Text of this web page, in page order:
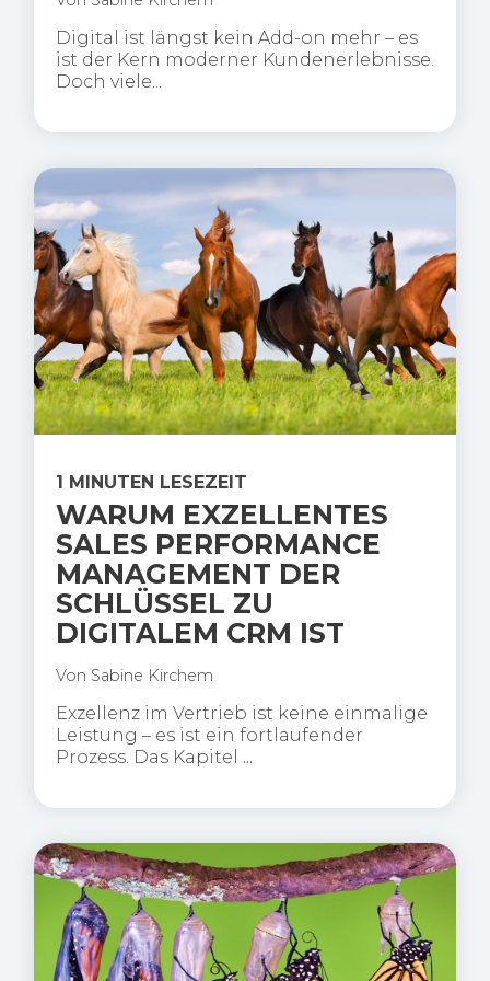
Digital ist längst kein Add-on mehr – es
ist der Kern moderner Kundenerlebnisse.
Doch viele...
1 MINUTEN LESEZEIT
WARUM EXZELLENTES
SALES PERFORMANCE
MANAGEMENT DER
SCHLÜSSEL ZU
DIGITALEM CRM IST
Von Sabine Kirchem
Exzellenz im Vertrieb ist keine einmalige
Leistung – es ist ein fortlaufender
Prozess. Das Kapitel ...